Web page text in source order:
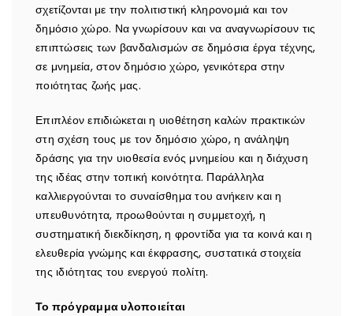
σχετίζονται με την πολιτιστική κληρονομιά και τον
δημόσιο χώρο. Να γνωρίσουν και να αναγνωρίσουν τις
επιπτώσεις των βανδαλισμών σε δημόσια έργα τέχνης,
σε μνημεία, στον δημόσιο χώρο, γενικότερα στην
ποιότητας ζωής μας.
Επιπλέον επιδιώκεται η υιοθέτηση καλών πρακτικών
στη σχέση τους με τον δημόσιο χώρο, η ανάληψη
δράσης για την υιοθεσία ενός μνημείου και η διάχυση
της ιδέας στην τοπική κοινότητα. Παράλληλα
καλλιεργούνται το συναίσθημα του ανήκειν και η
υπευθυνότητα, προωθούνται η συμμετοχή, η
συστηματική διεκδίκηση, η φροντίδα για τα κοινά και η
ελευθερία γνώμης και έκφρασης, συστατικά στοιχεία
της ιδιότητας του ενεργού πολίτη.
Το πρόγραμμα υλοποιείται